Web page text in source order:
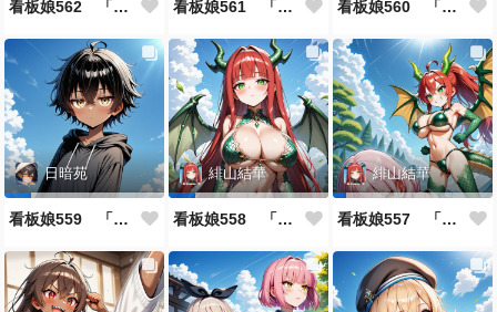
看板娘562 「キャサリン・アストリーのよもやま話」 看板娘561 「火山一族」 看板娘560 「緋山一族」
日暗苑
看板娘559 「日暗苑のよもやま話」
緋山結華
看板娘558 「緋山結華」キャラクター紹介
緋山結華
看板娘557 「其々の再会」